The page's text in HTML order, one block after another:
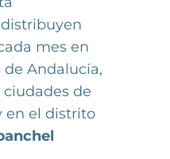
mes en
Andalucía,
de
en el distrito